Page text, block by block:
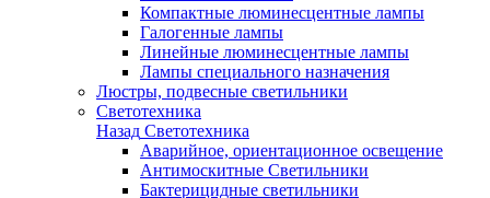
Компактные люминесцентные лампы
Галогенные лампы
Линейные люминесцентные лампы
Лампы специального назначения
Люстры, подвесные светильники
Светотехника
Назад Светотехника
Аварийное, ориентационное освещение
Антимоскитные Светильники
Бактерицидные светильники